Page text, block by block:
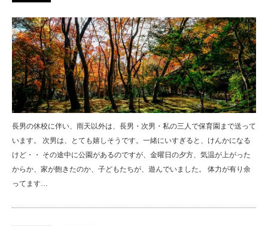
長男の休校に伴い、雨天以外は、長男・次男・私の三人で保育園まで送って
います。 次男は、とても嬉しそうです。一緒にいすぎると、けんかになる
けど・・ その途中に公園があるのですが、金曜日の夕方、気温が上がった
からか、家が飽きたのか、子どもたちが、遊んでいました。 体力が有り余
ってます…